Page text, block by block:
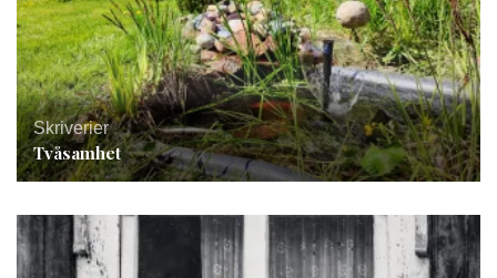
Skriverier
Tvåsamhet